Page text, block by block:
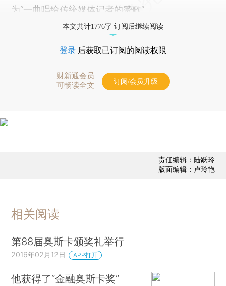
为“一曲唱给传统媒体记者的赞歌”。
本文共计1776字 订阅后继续阅读
登录 后获取已订阅的阅读权限
财新通会员
可畅读全文
订阅/会员升级
责任编辑：陆跃玲
版面编辑：卢玲艳
相关阅读
第88届奥斯卡颁奖礼举行
2016年02月12日 APP打开
他获得了“金融奥斯卡奖”